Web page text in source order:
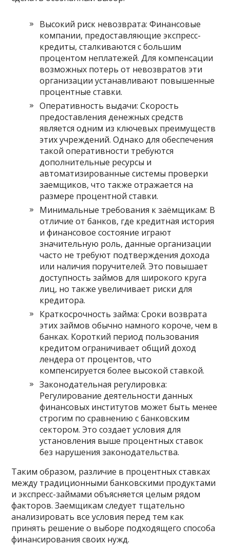
Высокий риск невозврата: Финансовые
компании, предоставляющие экспресс-
кредиты, сталкиваются с большим
процентом неплатежей. Для компенсации
возможных потерь от невозвратов эти
организации устанавливают повышенные
процентные ставки.
Оперативность выдачи: Скорость
предоставления денежных средств
является одним из ключевых преимуществ
этих учреждений. Однако для обеспечения
такой оперативности требуются
дополнительные ресурсы и
автоматизированные системы проверки
заемщиков, что также отражается на
размере процентной ставки.
Минимальные требования к заёмщикам: В
отличие от банков, где кредитная история
и финансовое состояние играют
значительную роль, данные организации
часто не требуют подтверждения дохода
или наличия поручителей. Это повышает
доступность займов для широкого круга
лиц, но также увеличивает риски для
кредитора.
Краткосрочность займа: Сроки возврата
этих займов обычно намного короче, чем в
банках. Короткий период пользования
кредитом ограничивает общий доход
лендера от процентов, что
компенсируется более высокой ставкой.
Законодательная регулировка:
Регулирование деятельности данных
финансовых институтов может быть менее
строгим по сравнению с банковским
сектором. Это создает условия для
установления выше процентных ставок
без нарушения законодательства.
Таким образом, различие в процентных ставках
между традиционными банковскими продуктами
и экспресс-займами объясняется целым рядом
факторов. Заемщикам следует тщательно
анализировать все условия перед тем как
принять решение о выборе подходящего способа
финансирования своих нужд.